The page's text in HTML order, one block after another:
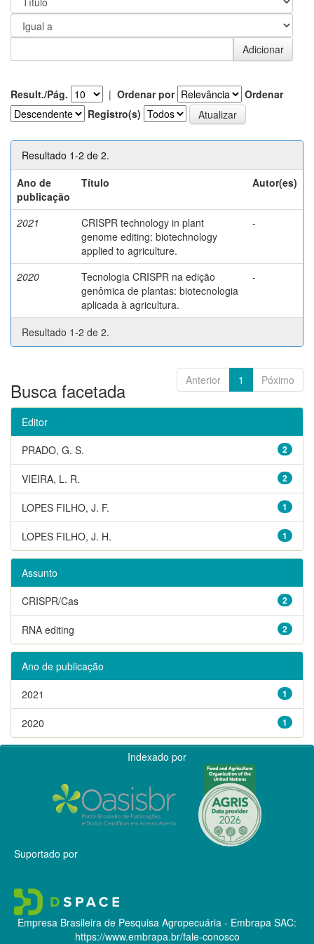
Result./Pág. | Ordenar por
Ordenar
Registro(s)
Resultado 1-2 de 2.
Ano de
publicação
Título Autor(es)
2021
CRISPR technology in plant
genome editing: biotechnology
applied to agriculture.
-
2020
Tecnologia CRISPR na edição
genômica de plantas: biotecnologia
aplicada à agricultura.
-
Resultado 1-2 de 2.
Anterior 1 Póximo
Busca facetada
Editor
2
PRADO, G. S.
2
VIEIRA, L. R.
1
LOPES FILHO, J. F.
1
LOPES FILHO, J. H.
Assunto
2
CRISPR/Cas
2
RNA editing
Ano de publicação
1
2021
1
2020
Indexado por
Suportado por
Empresa Brasileira de Pesquisa Agropecuária - Embrapa SAC:
https://www.embrapa.br/fale-conosco